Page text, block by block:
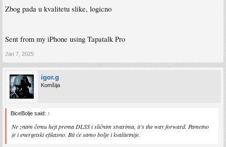
Zbog pada u kvalitetu slike, logicno
Sent from my iPhone using Tapatalk Pro
Jan 7, 2025
igor.g
Komšija
BiceBolje said: ↑
Ne znam čemu hejt prema DLSS i sličnim stvarima, it's the way forward. Pametno
je i energetski efikasno. Bit će samo bolje i kvalitetnije.